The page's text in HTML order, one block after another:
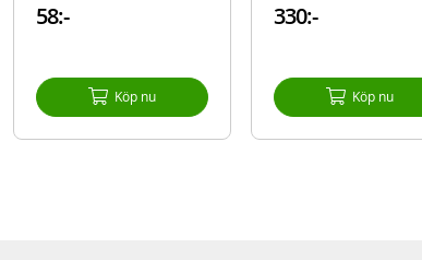
58:-
Köp nu
330:-
Köp nu